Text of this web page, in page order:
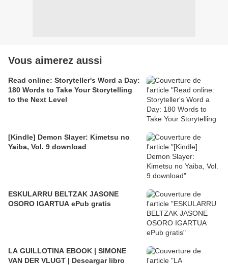
Vous aimerez aussi
Read online: Storyteller's Word a Day:
180 Words to Take Your Storytelling
to the Next Level
[Kindle] Demon Slayer: Kimetsu no
Yaiba, Vol. 9 download
ESKULARRU BELTZAK JASONE
OSORO IGARTUA ePub gratis
LA GUILLOTINA EBOOK | SIMONE
VAN DER VLUGT | Descargar libro